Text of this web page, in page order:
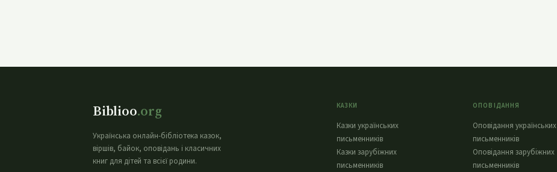
Biblioo.org
Українська онлайн-бібліотека казок,
віршів, байок, оповідань і класичних
книг для дітей та всієї родини.
КАЗКИ
Казки українських
письменників
Казки зарубіжних
письменників
ОПОВІДАННЯ
Оповідання українських
письменників
Оповідання зарубіжних
письменників